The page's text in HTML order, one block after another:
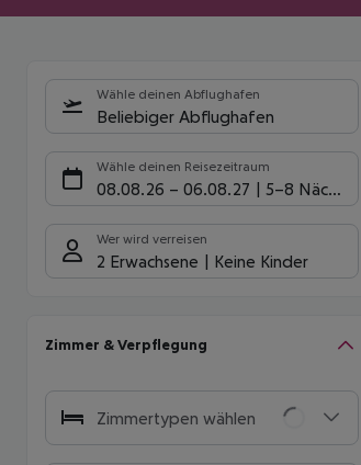
Wähle deinen Abflughafen
Beliebiger Abflughafen
Wähle deinen Reisezeitraum
08.08.26 – 06.08.27 5-8 Nächte
Wer wird verreisen
2 Erwachsene Keine Kinder
Zimmer & Verpflegung
Zimmertypen wählen